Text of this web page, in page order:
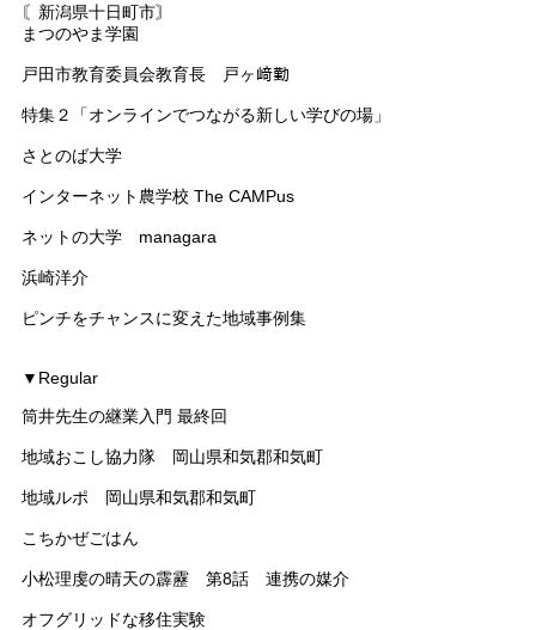
〘新潟県十日町市〙
まつのやま学園
戸田市教育委員会教育長 戸ヶ﨑勤
特集２「オンラインでつながる新しい学びの場」
さとのば大学
インターネット農学校 The CAMPus
ネットの大学 managara
浜崎洋介
ピンチをチャンスに変えた地域事例集
▼Regular
筒井先生の継業入門 最終回
地域おこし協力隊 岡山県和気郡和気町
地域ルポ 岡山県和気郡和気町
こちかぜごはん
小松理虔の晴天の霹靂 第8話 連携の媒介
オフグリッドな移住実験